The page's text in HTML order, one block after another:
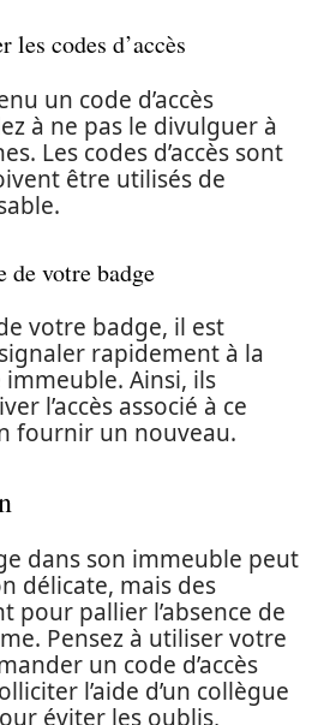
les codes d’accès
un code d’accès
à ne pas le divulguer à
Les codes d’accès sont
être utilisés de
de votre badge
votre badge, il est
rapidement à la
Ainsi, ils
l’accès associé à ce
fournir un nouveau.
dans son immeuble peut
délicate, mais des
pour pallier l’absence de
Pensez à utiliser votre
un code d’accès
l’aide d’un collègue
éviter les oublis,